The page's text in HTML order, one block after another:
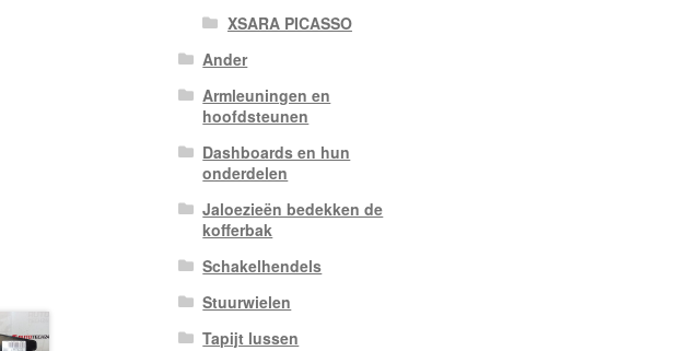
XSARA PICASSO
Ander
Armleuningen en
hoofdsteunen
Dashboards en hun
onderdelen
Jaloezieën bedekken de
kofferbak
Schakelhendels
Stuurwielen
Tapijt lussen